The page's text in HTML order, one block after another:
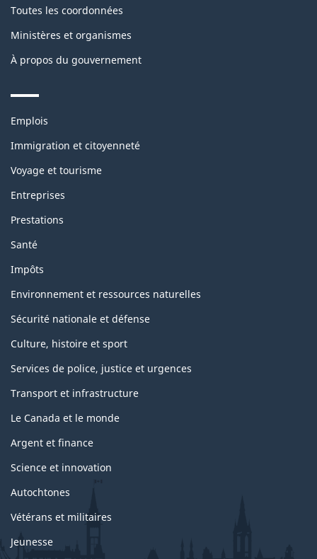
Toutes les coordonnées
Ministères et organismes
À propos du gouvernement
Themes
topics
Emplois
Immigration et citoyenneté
Voyage et tourisme
Entreprises
Prestations
Santé
Impôts
Environnement et ressources naturelles
Sécurité nationale et défense
Culture, histoire et sport
Services de police, justice et urgences
Transport et infrastructure
Le Canada et le monde
Argent et finance
Science et innovation
Autochtones
Vétérans et militaires
Jeunesse